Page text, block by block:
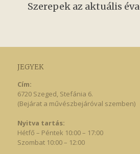
Szerepek az aktuális
JEGYEK
Cím:
6720 Szeged, Stefánia 6.
(Bejárat a művészbejáróval szemben)
Nyitva tartás:
Hétfő – Péntek 10:00 – 17:00
Szombat 10:00 – 12:00